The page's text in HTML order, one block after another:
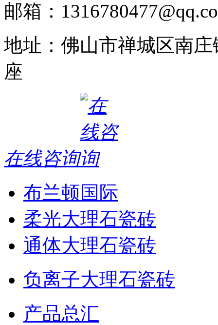
邮箱：
地址：佛山市禅城区南
座
在线咨询
布兰顿国际
柔光大理石瓷砖
通体大理石瓷砖
负离子大理石瓷砖
产品总汇